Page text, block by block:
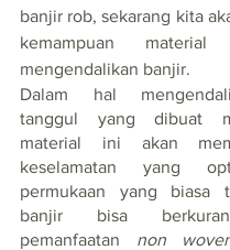
banjir rob, sekarang kita
kemampuan
mengendalikan banjir.
Dalam hal
tanggul yang dibuat
material ini akan
keselamatan yang
permukaan yang biasa
banjir bisa
pemanfaatan non